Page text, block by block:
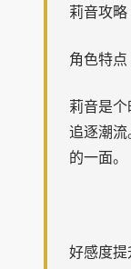
莉音攻略
角色特点
莉音是
追逐潮
的一面。
好感度提